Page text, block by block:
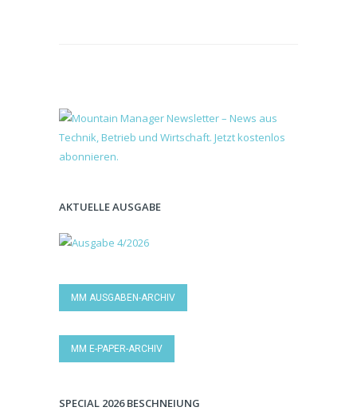
AKTUELLE AUSGABE
MM AUSGABEN-ARCHIV
MM E-PAPER-ARCHIV
SPECIAL 2026 BESCHNEIUNG